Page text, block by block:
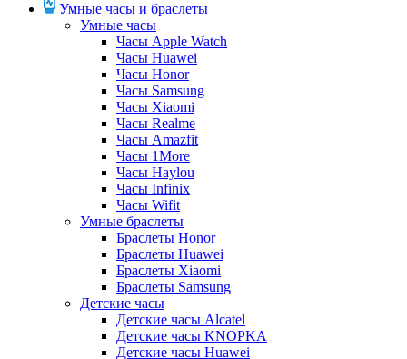
Умные часы и браслеты
Умные часы
Часы Apple Watch
Часы Huawei
Часы Honor
Часы Samsung
Часы Xiaomi
Часы Realme
Часы Amazfit
Часы 1More
Часы Haylou
Часы Infinix
Часы Wifit
Умные браслеты
Браслеты Honor
Браслеты Huawei
Браслеты Xiaomi
Браслеты Samsung
Детские часы
Детские часы Alcatel
Детские часы KNOPKA
Детские часы Huawei